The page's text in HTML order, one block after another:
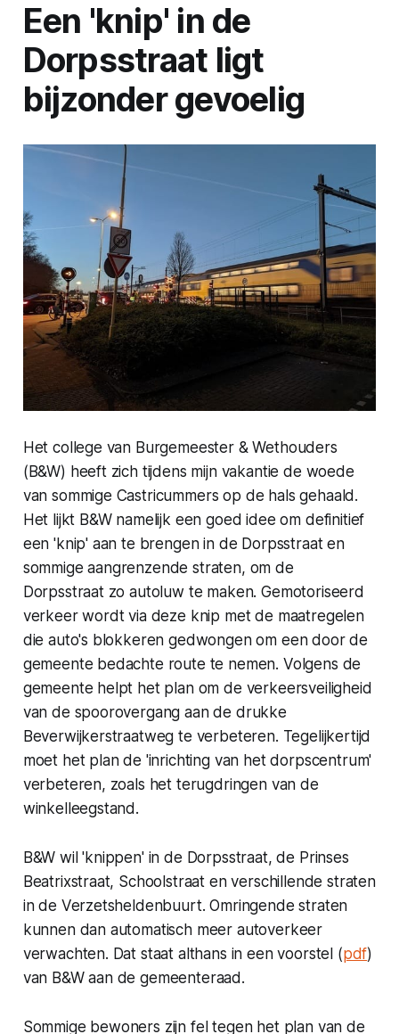
Een 'knip' in de
Dorpsstraat ligt
bijzonder gevoelig
Het college van Burgemeester & Wethouders
(B&W) heeft zich tijdens mijn vakantie de woede
van sommige Castricummers op de hals gehaald.
Het lijkt B&W namelijk een goed idee om definitief
een 'knip' aan te brengen in de Dorpsstraat en
sommige aangrenzende straten, om de
Dorpsstraat zo autoluw te maken. Gemotoriseerd
verkeer wordt via deze knip met de maatregelen
die auto's blokkeren gedwongen om een door de
gemeente bedachte route te nemen. Volgens de
gemeente helpt het plan om de verkeersveiligheid
van de spoorovergang aan de drukke
Beverwijkerstraatweg te verbeteren. Tegelijkertijd
moet het plan de 'inrichting van het dorpscentrum'
verbeteren, zoals het terugdringen van de
winkelleegstand.
B&W wil 'knippen' in de Dorpsstraat, de Prinses
Beatrixstraat, Schoolstraat en verschillende straten
in de Verzetsheldenbuurt. Omringende straten
kunnen dan automatisch meer autoverkeer
verwachten. Dat staat althans in een voorstel (pdf)
van B&W aan de gemeenteraad.
Sommige bewoners zijn fel tegen het plan van de